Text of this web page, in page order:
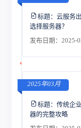
标题： 云服务
选择服务器？
发布日期：2025-
2025年03月
标题： 传统企
器的完整攻略